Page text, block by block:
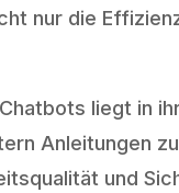
nur die
liegt in
Anleitungen
und